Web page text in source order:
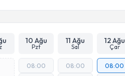
10 Ağu
Pzt
11 Ağu
Sal
12 Ağu
Çar
08:00
08:00
08:00